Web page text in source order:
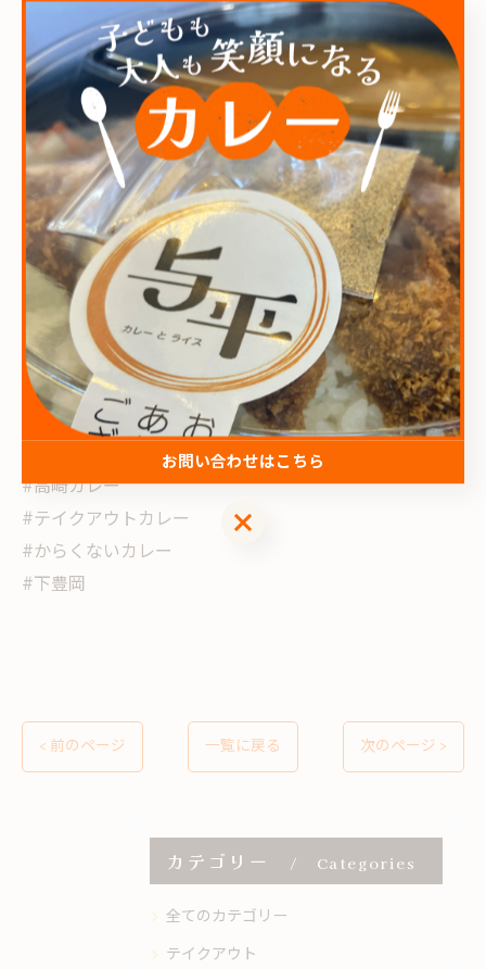
内容量はどちらも1人前の200g、そして金額はどちらも
容器代で考慮していた金額を差し引き、ポーク ¥400、ビ
ーフ ¥500となっております。
短い賞味期限となっており恐縮ですが、お好きなタイミ
ングでお召し上がりいただけますのでゼヒゼヒお試しい
ただけたらと思います‼︎
今回は長文すぎたのでエッセイはまた次回に...
よろしくお願いいたします🙇
#高崎カレー
#テイクアウトカレー
#からくないカレー
#下豊岡
< 前のページ 一覧に戻る 次のページ >
カテゴリー Categories
全てのカテゴリー
テイクアウト
お問い合わせはこちら
お問い合わせはこちら